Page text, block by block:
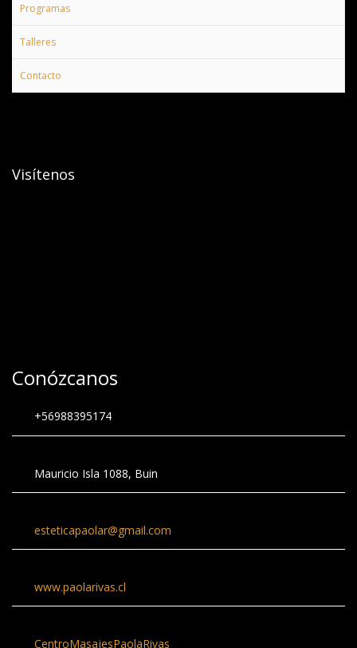
Programas
Talleres
Contacto
Visítenos
Conózcanos
+56988395174
Mauricio Isla 1088, Buin
esteticapaolar@gmail.com
www.paolarivas.cl
CentroMasajesPaolaRivas